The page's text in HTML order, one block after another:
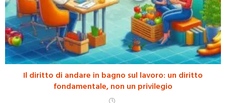
Il diritto di andare in bagno sul lavoro: un diritto
fondamentale, non un privilegio